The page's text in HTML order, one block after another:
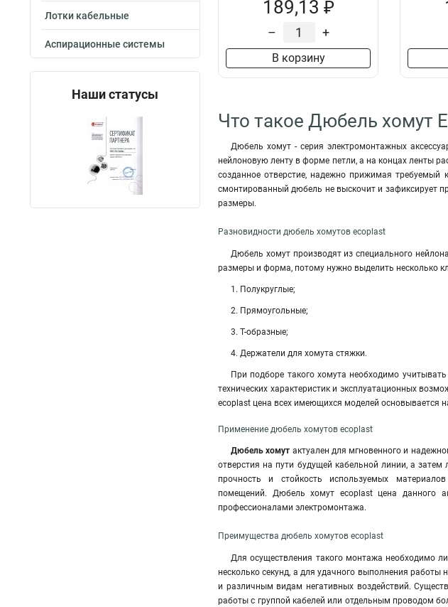
Лотки кабельные
Аспирационные системы
Наши статусы
189,13 ₽
– +
В корзину
Что такое Дюбель хомут
Дюбель хомут - серия электромонтажных
нейлоновую ленту в форме петли, а на концах ленты
созданное отверстие, надежно прижимая
смонтированный дюбель не выскочит и зафиксирует
размеры.
Разновидности дюбель хомутов ecoplast
Дюбель хомут производят из специального
размеры и форма, потому нужно выделить несколько
1. Полукруглые;
2. Прямоугольные;
3. Т-образные;
4. Держатели для хомута стяжки.
При подборе такого хомута необходимо
технических характеристик и эксплуатационных
ecoplast цена всех имеющихся моделей основывается
Применение дюбель хомутов ecoplast
Дюбель хомут актуален для мгновенного и
отверстия на пути будущей кабельной линии, а
прочность и стойкость используемых
помещений. Дюбель хомут ecoplast цена данного
профессионалами электромонтажа.
Преимущества дюбель хомутов ecoplast
Для осуществления такого монтажа необходимо
несколько секунд, а для удачного выполнения
и различным видам негативных воздействий.
работы с группой кабелей или отдельным проводом